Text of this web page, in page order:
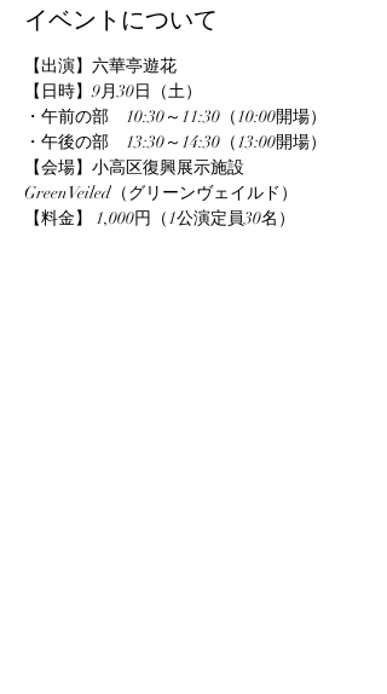
イベントについて
【出演】六華亭遊花
【日時】9月30日（土）
・午前の部　10:30～11:30（10:00開場）
・午後の部　13:30～14:30（13:00開場）
【会場】小高区復興展示施設
GreenVeiled（グリーンヴェイルド）
【料金】 1,000円（1公演定員30名）